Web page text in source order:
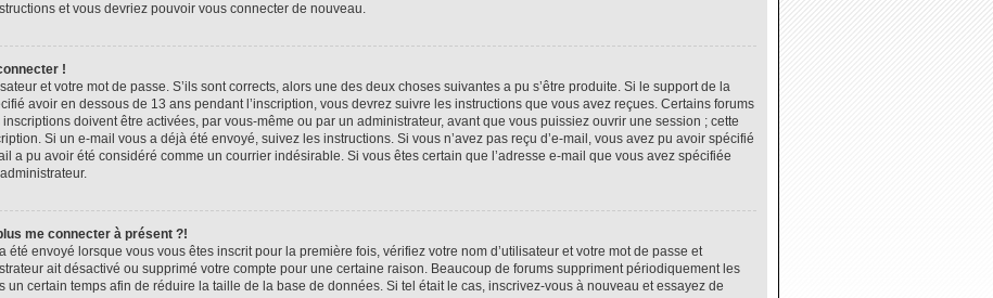
et vous devriez pouvoir vous connecter de nouveau.
!
et votre mot de passe. S’ils sont corrects, alors une des deux choses suivantes a pu s’être produite. Si le support de la
avoir en dessous de 13 ans pendant l’inscription, vous devrez suivre les instructions que vous avez reçues. Certains forums
doivent être activées, par vous-même ou par un administrateur, avant que vous puissiez ouvrir une session ; cette
Si un e-mail vous a déjà été envoyé, suivez les instructions. Si vous n’avez pas reçu d’e-mail, vous avez pu avoir spécifié
a pu avoir été considéré comme un courrier indésirable. Si vous êtes certain que l’adresse e-mail que vous avez spécifiée
me connecter à présent ?!
été envoyé lorsque vous vous êtes inscrit pour la première fois, vérifiez votre nom d’utilisateur et votre mot de passe et
ait désactivé ou supprimé votre compte pour une certaine raison. Beaucoup de forums suppriment périodiquement les
un certain temps afin de réduire la taille de la base de données. Si tel était le cas, inscrivez-vous à nouveau et essayez de